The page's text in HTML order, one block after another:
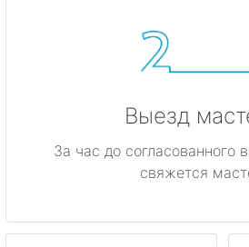
Выезд
За час до согласованного
свяжется